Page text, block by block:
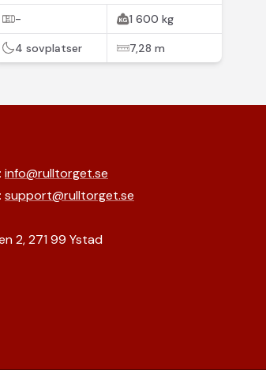
- 1 600 kg
4 sovplatser 7,28 m
info@rulltorget.se
support@rulltorget.se
2, 271 99 Ystad